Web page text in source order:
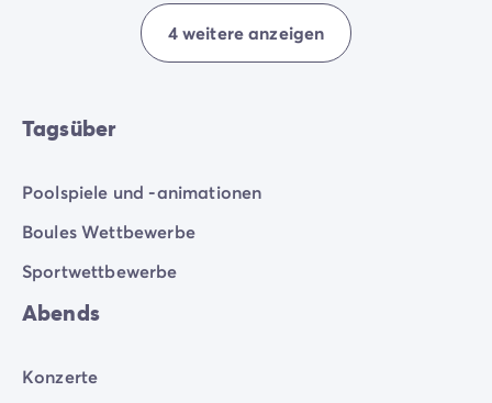
4 weitere anzeigen
Tagsüber
Poolspiele und -animationen
Boules Wettbewerbe
Sportwettbewerbe
Abends
Konzerte